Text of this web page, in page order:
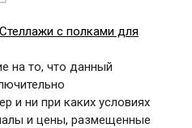
Стеллажи с полками для
на то, что данный
и ни при каких условиях
и цены, размещенные